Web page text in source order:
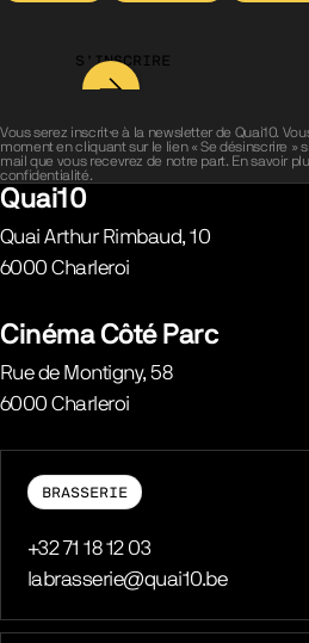
S’INSCRIRE
Vous serez inscrit·e à la newsletter de Quai10.
moment en cliquant sur le lien « Se désinscrire »
mail que vous recevrez de notre part. En savoir
confidentialité.
Quai10
Quai Arthur Rimbaud, 10
6000 Charleroi
Cinéma Côté Parc
Rue de Montigny, 58
6000 Charleroi
BRASSERIE
Téléphone
+32 71 18 12 03
E-mail
labrasserie@quai10.be